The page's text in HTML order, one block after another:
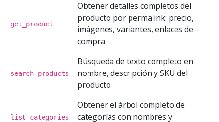
get_product
Obtener detalles completos del
producto por permalink: precio,
imágenes, variantes, enlaces de
compra
search_products
Búsqueda de texto completo en
nombre, descripción y SKU del
producto
list_categories
Obtener el árbol completo de
categorías con nombres y